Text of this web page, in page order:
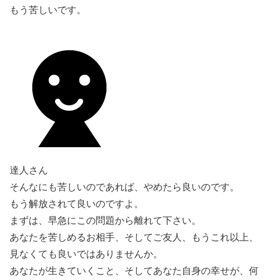
もう苦しいです。
達人さん
そんなにも苦しいのであれば、やめたら良いのです。
もう解放されて良いのですよ。
まずは、早急にこの問題から離れて下さい。
あなたを苦しめるお相手、そしてご友人、もうこれ以上、
見なくても良いではありませんか。
あなたが生きていくこと、そしてあなた自身の幸せが、何